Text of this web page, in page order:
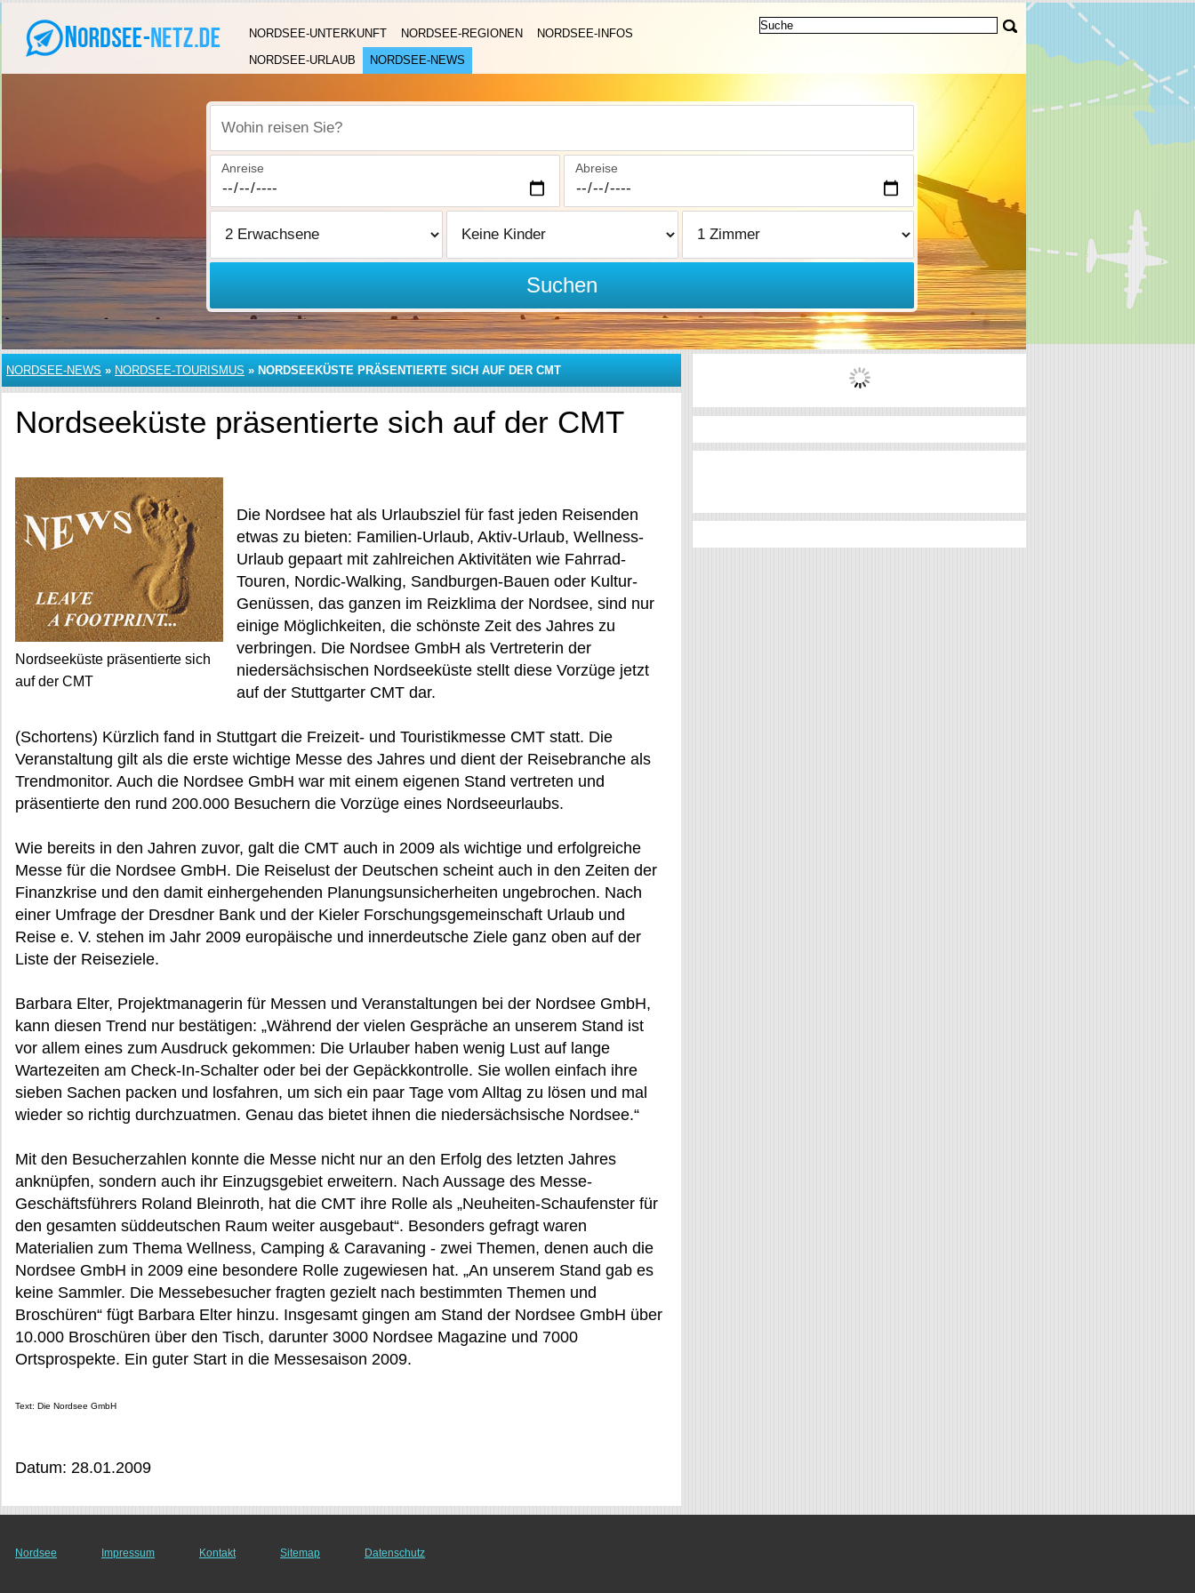
NORDSEE-UNTERKUNFT NORDSEE-REGIONEN
NORDSEE-INFOS
NORDSEE-URLAUB
NORDSEE-NEWS
Wohin reisen Sie?
Anreise Abreise
Suchen
NORDSEE-NEWS » NORDSEE-TOURISMUS » NORDSEEKÜSTE PRÄSENTIERTE SICH AUF DER CMT
Nordseeküste präsentierte sich auf der CMT
Nordseeküste präsentierte sich
auf der CMT
Die Nordsee hat als Urlaubsziel für fast jeden Reisenden
etwas zu bieten: Familien-Urlaub, Aktiv-Urlaub, Wellness-
Urlaub gepaart mit zahlreichen Aktivitäten wie Fahrrad-
Touren, Nordic-Walking, Sandburgen-Bauen oder Kultur-
Genüssen, das ganzen im Reizklima der Nordsee, sind nur
einige Möglichkeiten, die schönste Zeit des Jahres zu
verbringen. Die Nordsee GmbH als Vertreterin der
niedersächsischen Nordseeküste stellt diese Vorzüge jetzt
auf der Stuttgarter CMT dar.
(Schortens) Kürzlich fand in Stuttgart die Freizeit- und Touristikmesse CMT statt. Die
Veranstaltung gilt als die erste wichtige Messe des Jahres und dient der Reisebranche als
Trendmonitor. Auch die Nordsee GmbH war mit einem eigenen Stand vertreten und
präsentierte den rund 200.000 Besuchern die Vorzüge eines Nordseeurlaubs.
Wie bereits in den Jahren zuvor, galt die CMT auch in 2009 als wichtige und erfolgreiche
Messe für die Nordsee GmbH. Die Reiselust der Deutschen scheint auch in den Zeiten der
Finanzkrise und den damit einhergehenden Planungsunsicherheiten ungebrochen. Nach
einer Umfrage der Dresdner Bank und der Kieler Forschungsgemeinschaft Urlaub und
Reise e. V. stehen im Jahr 2009 europäische und innerdeutsche Ziele ganz oben auf der
Liste der Reiseziele.
Barbara Elter, Projektmanagerin für Messen und Veranstaltungen bei der Nordsee GmbH,
kann diesen Trend nur bestätigen: „Während der vielen Gespräche an unserem Stand ist
vor allem eines zum Ausdruck gekommen: Die Urlauber haben wenig Lust auf lange
Wartezeiten am Check-In-Schalter oder bei der Gepäckkontrolle. Sie wollen einfach ihre
sieben Sachen packen und losfahren, um sich ein paar Tage vom Alltag zu lösen und mal
wieder so richtig durchzuatmen. Genau das bietet ihnen die niedersächsische Nordsee.“
Mit den Besucherzahlen konnte die Messe nicht nur an den Erfolg des letzten Jahres
anknüpfen, sondern auch ihr Einzugsgebiet erweitern. Nach Aussage des Messe-
Geschäftsführers Roland Bleinroth, hat die CMT ihre Rolle als „Neuheiten-Schaufenster für
den gesamten süddeutschen Raum weiter ausgebaut“. Besonders gefragt waren
Materialien zum Thema Wellness, Camping & Caravaning - zwei Themen, denen auch die
Nordsee GmbH in 2009 eine besondere Rolle zugewiesen hat. „An unserem Stand gab es
keine Sammler. Die Messebesucher fragten gezielt nach bestimmten Themen und
Broschüren“ fügt Barbara Elter hinzu. Insgesamt gingen am Stand der Nordsee GmbH über
10.000 Broschüren über den Tisch, darunter 3000 Nordsee Magazine und 7000
Ortsprospekte. Ein guter Start in die Messesaison 2009.
Text: Die Nordsee GmbH
Datum: 28.01.2009
Nordsee Impressum Kontakt Sitemap Datenschutz